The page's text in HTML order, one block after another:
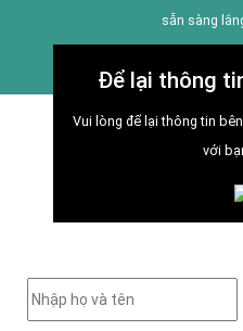
sẵn sàng
Để lại thông
Vui lòng để lại thông tin
với